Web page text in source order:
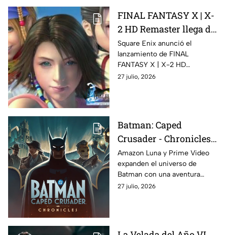
FINAL FANTASY X | X-
2 HD Remaster llega de
forma nativa a
Nintendo Switch 2
para celebrar el 25
aniversario de un
Square Enix anunció el
lanzamiento de FINAL
FANTASY X | X-2 HD
Remaster para Nintendo
27 julio, 2026
Batman: Caped
Crusader - Chronicles
llegará en exclusiva a
Amazon Luna junto
con la segunda
temporada de la serie
Amazon Luna y Prime Video
expanden el universo de
Batman con una aventura
cooperativa que permitirá
27 julio, 2026